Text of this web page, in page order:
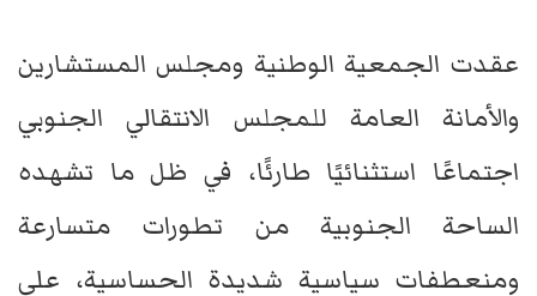
عقدت الجمعية الوطنية ومجلس المستشارين
والأمانة العامة للمجلس الانتقالي الجنوبي
اجتماعًا استثنائيًا طارئًا، في ظل ما تشهده
الساحة الجنوبية من تطورات متسارعة
ومنعطفات سياسية شديدة الحساسية، على